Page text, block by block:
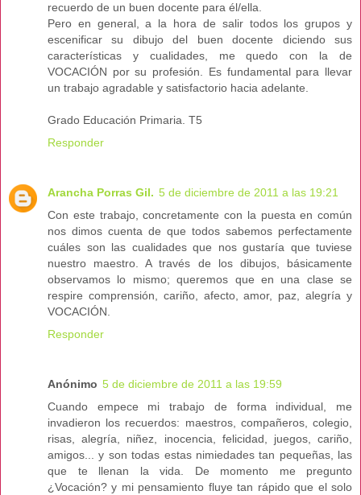
recuerdo de un buen docente para él/ella.
Pero en general, a la hora de salir todos los grupos y
escenificar su dibujo del buen docente diciendo sus
características y cualidades, me quedo con la de
VOCACIÓN por su profesión. Es fundamental para llevar
un trabajo agradable y satisfactorio hacia adelante.
Grado Educación Primaria. T5
Responder
Arancha Porras Gil. 5 de diciembre de 2011 a las 19:21
Con este trabajo, concretamente con la puesta en común
nos dimos cuenta de que todos sabemos perfectamente
cuáles son las cualidades que nos gustaría que tuviese
nuestro maestro. A través de los dibujos, básicamente
observamos lo mismo; queremos que en una clase se
respire comprensión, cariño, afecto, amor, paz, alegría y
VOCACIÓN.
Responder
Anónimo 5 de diciembre de 2011 a las 19:59
Cuando empece mi trabajo de forma individual, me
invadieron los recuerdos: maestros, compañeros, colegio,
risas, alegría, niñez, inocencia, felicidad, juegos, cariño,
amigos... y son todas estas nimiedades tan pequeñas, las
que te llenan la vida. De momento me pregunto
¿Vocación? y mi pensamiento fluye tan rápido que el solo